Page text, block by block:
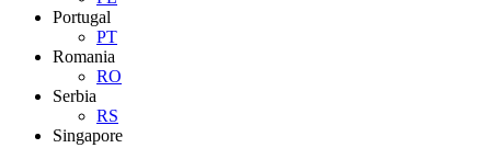
Portugal
PT
Romania
RO
Serbia
RS
Singapore